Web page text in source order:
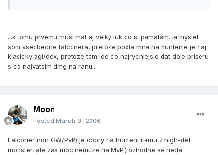
...k tomu prvemu musi mat aj velky luk co si pamatam...a myslel
som vseobecne falconera, pretoze podla mna na huntenie je naj
klasicky agi/dex, pretoze tam ide co najrychlejsie dat dole priseru
s co najvatsim dmg na ranu...
Moon
Posted March 8, 2006
Falconer(non GW/PvP) je dobry na hunteni itemu z high-def
monster, ale zas moc nemuze na MvP(rozhodne se neda